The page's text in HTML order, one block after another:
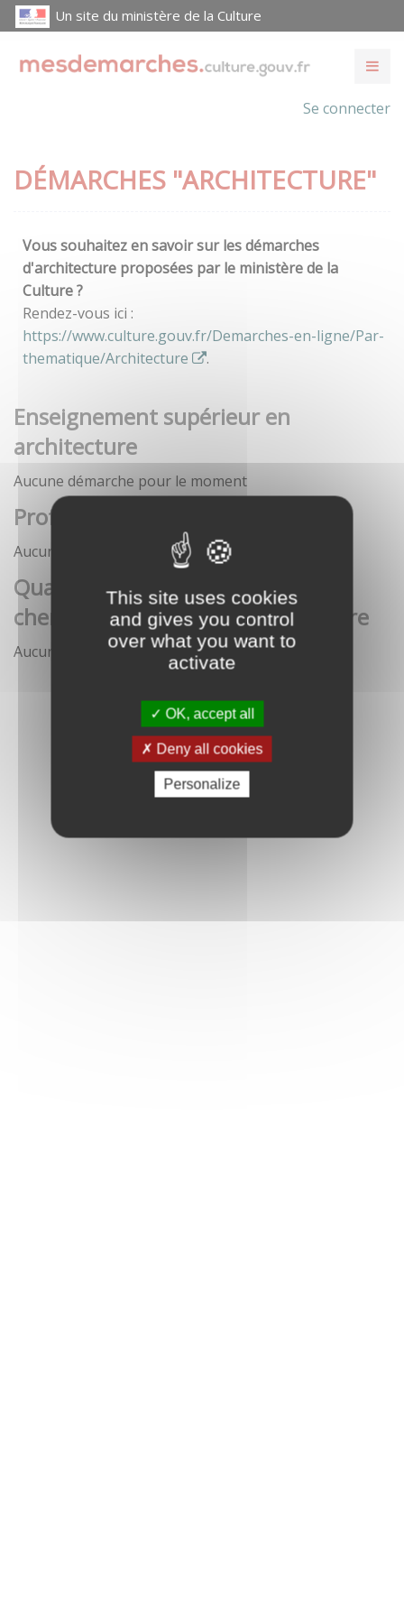
This site uses cookies
and gives you control
over what you want to
activate
OK, accept all
Deny all cookies
Personalize
Un site du ministère de la Culture
Se connecter
DÉMARCHES "ARCHITECTURE"
Vous souhaitez en savoir sur les démarches
d'architecture proposées par le ministère de la
Culture ?
Rendez-vous ici :
https://www.culture.gouv.fr/Demarches-en-ligne/Par-
thematique/Architecture
.
Enseignement supérieur en
architecture
Aucune démarche pour le moment
Profession architecte
Aucune démarche pour le moment
Qualification des enseignants-
chercheurs en écoles d'architecture
Aucune démarche pour le moment